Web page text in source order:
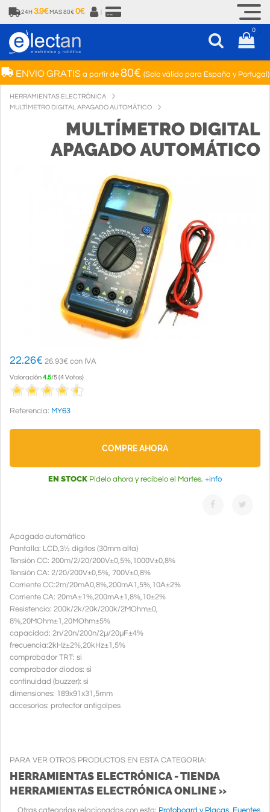
24H 3.9€ MAS 80€ 0€
0
ENVIO GRATISa partir de 80€ (Solo válido para España y Portugal)
HERRAMIENTAS ELECTRÓNICA
MULTÍMETRO DIGITAL APAGADO AUTOMÁTICO
MULTÍMETRO DIGITAL
APAGADO AUTOMÁTICO
22.26€ 26.93€ con IVA
Valoración4.5/5(4Votos)
Referencia: MY63
COMPRE AHORA
EN STOCK Pídelo ahora y recíbelo el Martes. +info
Apagado automático
Pantalla: LCD,3½ digitos (30mm alta)
Tensión CC: 200m/2/20/200V±0,5%,1000V±0,8%
Tensión CA: 2/20/200V±0,5%, 700V±0,8%
Corriente CC:2m/20mA0,8%,200mA1,5%,10A±2%
Corriente CA: 20mA±1%,200mA±1,8%,10±2%
Resistencia: 200k/2k/20k/200k/2MOhm±0,
8%,20MOhm±1,20MOhm±5%
capacidad: 2n/20n/200n/2µ/20µF±4%
frecuencia:2kHz±2%,20kHz±1,5%
comprobador TRT: si
comprobador diodos: si
continuidad (buzzer): si
dimensiones: 189x91x31,5mm
accesorios: protector antigolpes
PARA VER OTROS PRODUCTOS EN ESTA CATEGORIA:
HERRAMIENTAS ELECTRÓNICA - TIENDA
HERRAMIENTAS ELECTRÓNICA ONLINE »
Otras categorias relacionadas con esta: Protoboard y Placas Fuentes